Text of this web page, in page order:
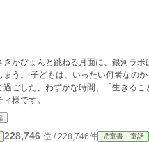
ぎがぴょんと跳ねる月面に、銀河ラ
、博士になにをもたらす者なのか。 博士が子どもと銀河
ごした、わずかな時間、「生きること、死ぬ
ィ様です。
228,746 位 / 228,746件 児童書・童話